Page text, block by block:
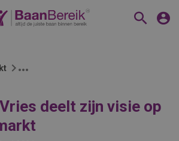
deelt zijn visie op